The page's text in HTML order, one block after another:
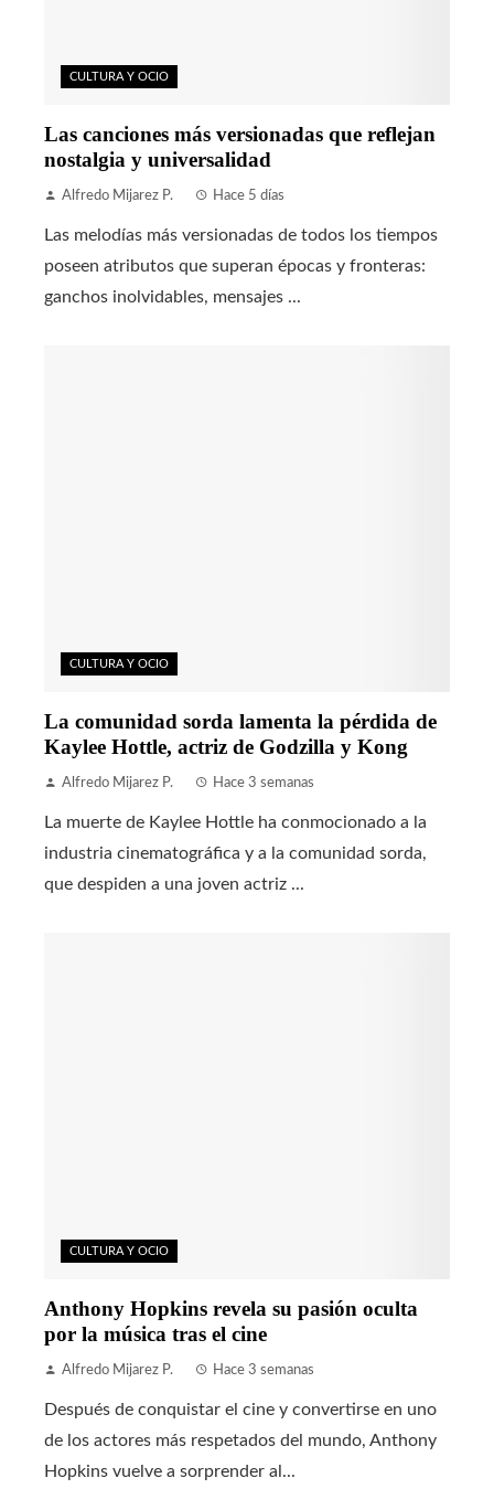
CULTURA Y OCIO
Las canciones más versionadas que reflejan
nostalgia y universalidad
Alfredo Mijarez P. Hace 5 días
Las melodías más versionadas de todos los tiempos
poseen atributos que superan épocas y fronteras:
ganchos inolvidables, mensajes ...
CULTURA Y OCIO
La comunidad sorda lamenta la pérdida de
Kaylee Hottle, actriz de Godzilla y Kong
Alfredo Mijarez P. Hace 3 semanas
La muerte de Kaylee Hottle ha conmocionado a la
industria cinematográfica y a la comunidad sorda,
que despiden a una joven actriz ...
CULTURA Y OCIO
Anthony Hopkins revela su pasión oculta
por la música tras el cine
Alfredo Mijarez P. Hace 3 semanas
Después de conquistar el cine y convertirse en uno
de los actores más respetados del mundo, Anthony
Hopkins vuelve a sorprender al...